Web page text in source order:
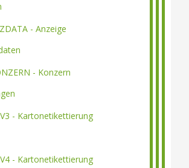
- Anzeige
- Konzern
- Kartonetikettierung
- Kartonetikettierung